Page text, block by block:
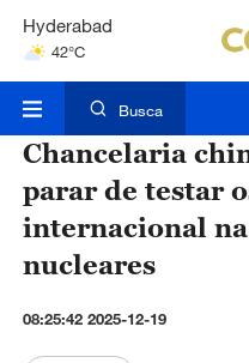
Hyderabad
42°C
Mumbai
Busca
Chancelaria
parar de testar
internacional
nucleares
08:25:42 2025-12-19